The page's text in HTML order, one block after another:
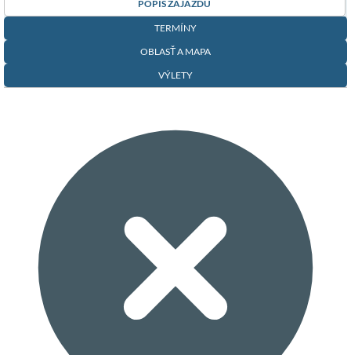
POPIS ZÁJAZDU
TERMÍNY
OBLASŤ A MAPA
VÝLETY